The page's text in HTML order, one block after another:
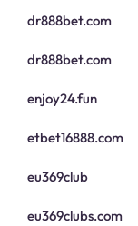
dr888bet.com
dr888bet.com
enjoy24.fun
etbet16888.com
eu369club
eu369clubs.com